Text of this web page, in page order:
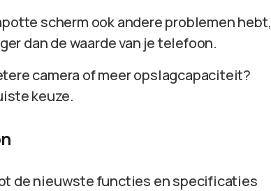
scherm ook andere problemen hebt,
dan de waarde van je telefoon.
camera of meer opslagcapaciteit?
keuze.
de nieuwste functies en specificaties